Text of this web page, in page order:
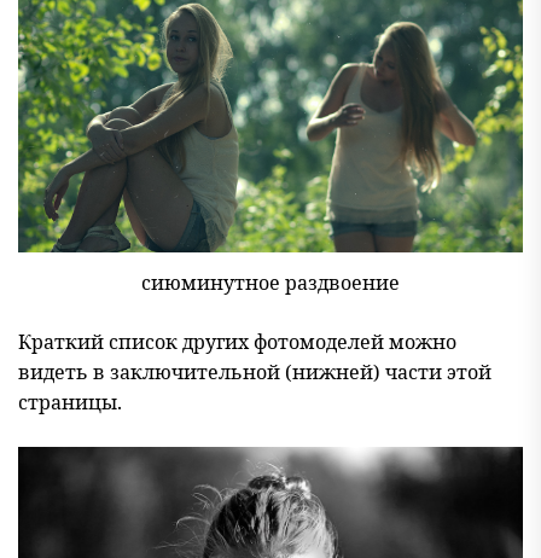
сиюминутное раздвоение
Краткий список других фотомоделей можно
видеть в заключительной (нижней) части этой
страницы.